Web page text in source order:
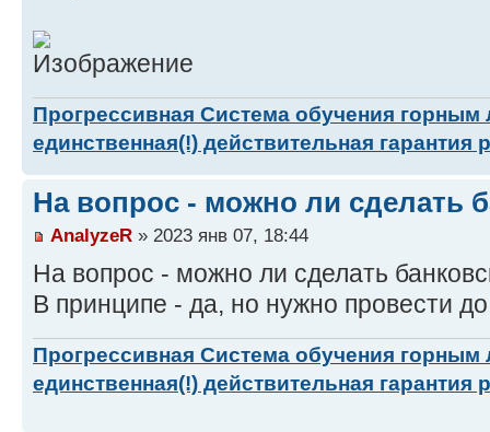
Прогрессивная Система обучения
единственная(!) действительная гарантия
На вопрос - можно ли сделать
AnalyzeR » 2023 янв 07, 18:44
На вопрос - можно ли сделать
В принципе - да, но нужно провести
Прогрессивная Система обучения
единственная(!) действительная гарантия